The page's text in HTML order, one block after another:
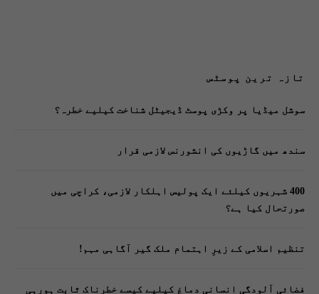
تازہ ترین پوسٹس
سوشل میڈیا پر وکڑی پوسٹ ڈیجیٹل شناخت کیلیے خطرہ؟
سندھ میں گاڑیوں کی انشورنس لازمی قرار
400 شہریوں کیلئے ایک پولیس اہلکار لازمی، کراچی میں
صورتحال کیا ہے؟
تنظیم اسلامی کے زیرِ اہتمام ملک گیر آگاہی مہم!
فضائی آلودگی انسانی دماغ کیلیے کیسے خطرناک ثابت ہورہی